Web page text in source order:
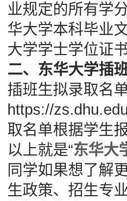
业规定的所有学
华大学本科毕业
大学学士学位证书
二、东华大学插
插班生拟录取名
https://
取名单根据学生
以上就是“东华大
同学如果想了解
生政策、招生专